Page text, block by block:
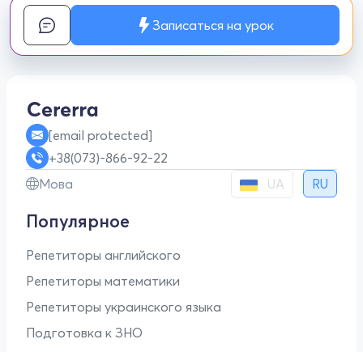
Записаться на урок
[email protected]
+38(073)-866-92-22
Мова
UA RU
Популярное
Репетиторы английского
Репетиторы математики
Репетиторы украинского языка
Подготовка к ЗНО